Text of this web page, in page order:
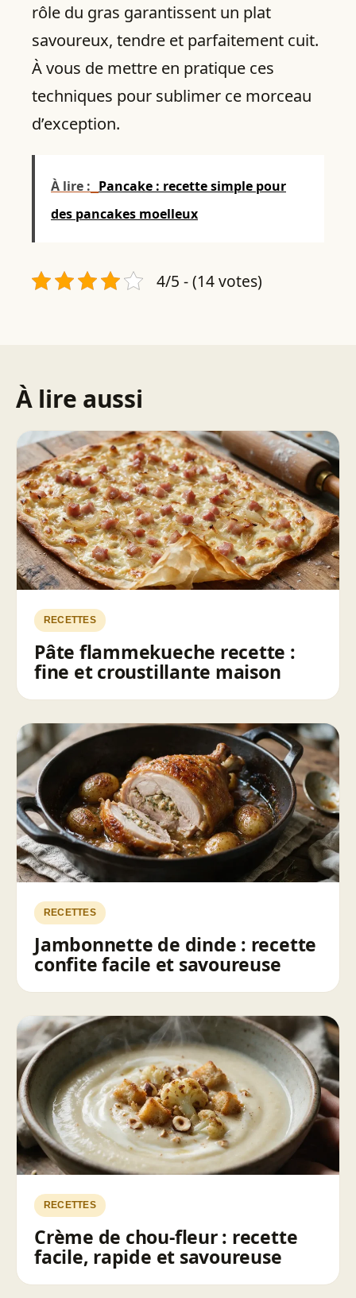
rôle du gras garantissent un plat
savoureux, tendre et parfaitement cuit.
À vous de mettre en pratique ces
techniques pour sublimer ce morceau
d’exception.
À lire : Pancake : recette simple pour
des pancakes moelleux
4/5 - (14 votes)
À lire aussi
RECETTES
Pâte flammekueche recette :
fine et croustillante maison
RECETTES
Jambonnette de dinde : recette
confite facile et savoureuse
RECETTES
Crème de chou-fleur : recette
facile, rapide et savoureuse